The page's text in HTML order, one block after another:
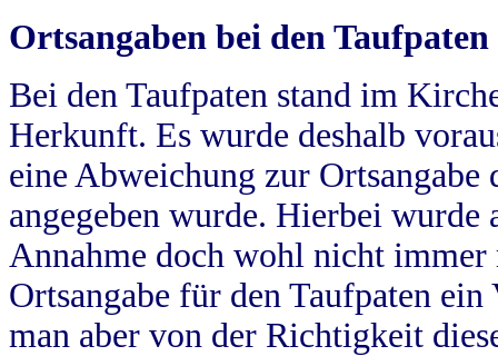
Ortsangaben bei den Taufpaten
Bei den Taufpaten stand im
Herkunft. Es wurde deshalb
eine Abweichung zur
angegeben wurde. Hierbei wurde
Annahme doch wohl nicht
Ortsangabe für den Taufpaten
man aber von der Richtigkeit